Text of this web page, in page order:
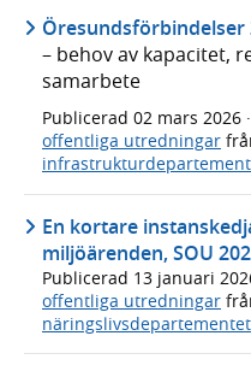
Öresundsförbindelser
– behov av kapacitet,
samarbete
Publicerad 02 mars 2026 ·
offentliga utredningar
En kortare
miljöärenden, SOU
Publicerad 13 januari
offentliga utredningar
näringslivsdepartementet